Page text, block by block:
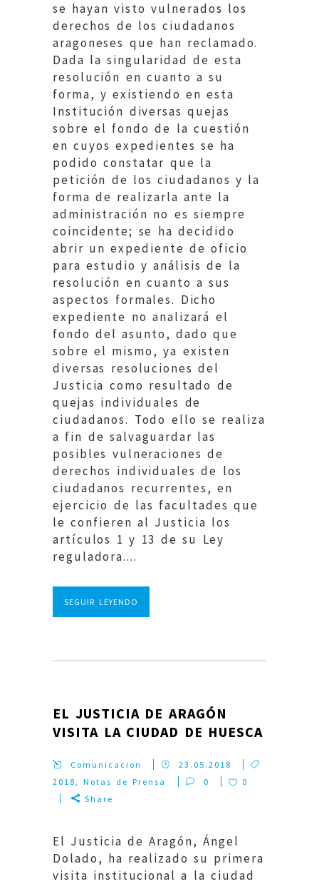
se hayan visto vulnerados los
derechos de los ciudadanos
aragoneses que han reclamado.
Dada la singularidad de esta
resolución en cuanto a su
forma, y existiendo en esta
Institución diversas quejas
sobre el fondo de la cuestión
en cuyos expedientes se ha
podido constatar que la
petición de los ciudadanos y la
forma de realizarla ante la
administración no es siempre
coincidente; se ha decidido
abrir un expediente de oficio
para estudio y análisis de la
resolución en cuanto a sus
aspectos formales. Dicho
expediente no analizará el
fondo del asunto, dado que
sobre el mismo, ya existen
diversas resoluciones del
Justicia como resultado de
quejas individuales de
ciudadanos. Todo ello se realiza
a fin de salvaguardar las
posibles vulneraciones de
derechos individuales de los
ciudadanos recurrentes, en
ejercicio de las facultades que
le confieren al Justicia los
artículos 1 y 13 de su Ley
reguladora....
SEGUIR LEYENDO
EL JUSTICIA DE ARAGÓN
VISITA LA CIUDAD DE HUESCA
Comunicacion
23.05.2018
2018,Notas de Prensa 0
0
Share
El Justicia de Aragón, Ángel
Dolado, ha realizado su primera
visita institucional a la ciudad